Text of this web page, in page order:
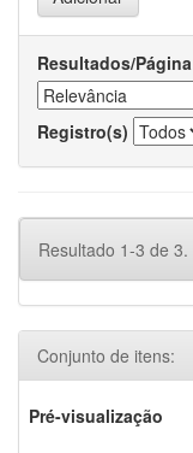
Resultados/Página
Registro(s)
Resultado 1-3 de 3.
Conjunto de itens:
Pré-visualização